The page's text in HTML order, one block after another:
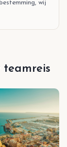
wij
teamreis